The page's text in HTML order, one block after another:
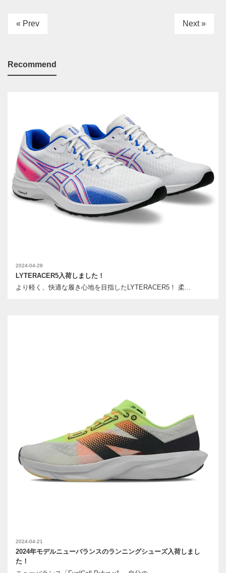
« Prev Next »
Recommend
2024-04-28
LYTERACER5入荷しました！
より軽く、快適な履き心地を目指したLYTERACER5！ 柔...
2024-04-21
2024年モデルニューバランスのランニングシューズ入荷しまし
た！